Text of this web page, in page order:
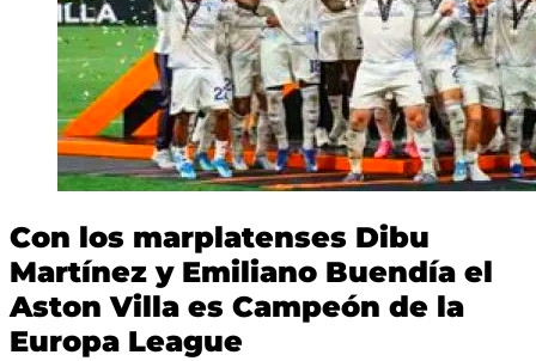
Con los marplatenses Dibu
Martínez y Emiliano Buendía el
Aston Villa es Campeón de la
Europa League